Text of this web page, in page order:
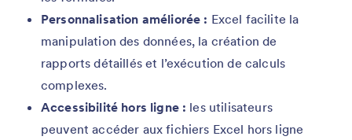
Personnalisation améliorée : Excel facilite la
manipulation des données, la création de
rapports détaillés et l’exécution de calculs
complexes.
Accessibilité hors ligne : les utilisateurs
peuvent accéder aux fichiers Excel hors ligne